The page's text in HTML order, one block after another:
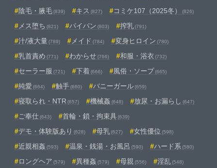
陰毛・腋毛(839) キス (827) コミケ107（2025冬） (826)
メス堕ち (821) パイパン (803) 搾乳(791)
汁/液大量(789) メイド (784) 変身ヒロイン (780)
乳首責め (771) わからせ(766) 和服・浴衣 (732)
セーラー服 (721) 下着 (666) 風俗・ソープ(665)
純愛 (664) 触手(660) バニーガール(659)
寝取られ・NTR (657) 機械姦 (648) 放尿・お漏らし (647)
ご奉仕(643) 首輪・鎖・拘束具(639)
デモ・体験版あり (628) 母乳(627) 女性優位 (598)
近親相姦 (593) 温泉・銭湯・お風呂 (590) ハード系 (580)
ロングヘア (579) 異種姦 (579) 母親 (556) 淫乱(548)